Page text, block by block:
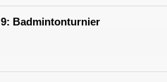
9: Badmintonturnier